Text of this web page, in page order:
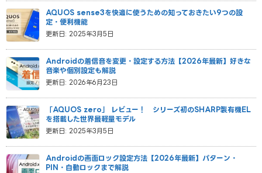
更新日: 2025年3月5日
AQUOS sense3を快適に使うための知っておきたい9つの設
定・便利機能
更新日: 2026年6月23日
Androidの着信音を変更・設定する方法【2026年最新】好きな
音楽や個別設定も解説
更新日: 2025年3月5日
「AQUOS zero」 レビュー！ シリーズ初のSHARP製有機EL
を搭載した世界最軽量モデル
Androidの画面ロック設定方法【2026年最新】パターン・
PIN・自動ロックまで解説